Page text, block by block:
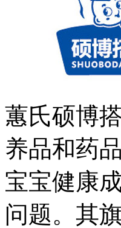
蕙氏硕博
养品和药
宝宝健康
问题。其